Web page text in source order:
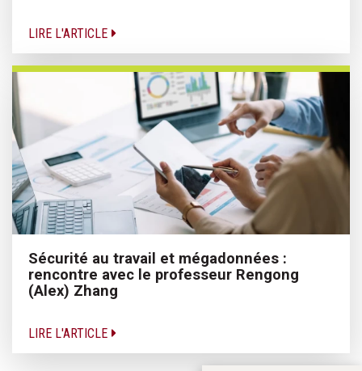
LIRE L'ARTICLE
Sécurité au travail et mégadonnées :
rencontre avec le professeur Rengong
(Alex) Zhang
LIRE L'ARTICLE